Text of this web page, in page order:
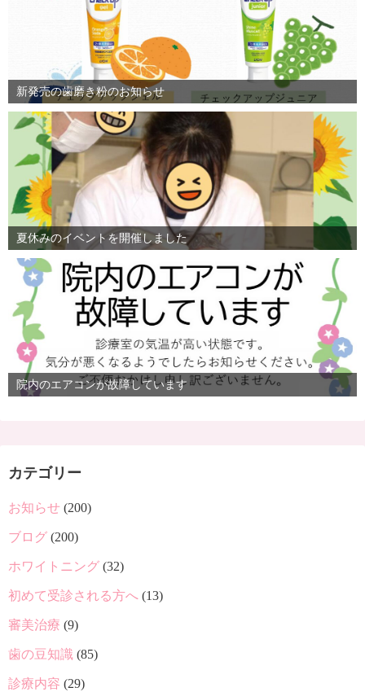
新発売の歯磨き粉のお知らせ
夏休みのイベントを開催しました
院内のエアコンが故障しています
カテゴリー
お知らせ (200)
ブログ (200)
ホワイトニング (32)
初めて受診される方へ (13)
審美治療 (9)
歯の豆知識 (85)
診療内容 (29)